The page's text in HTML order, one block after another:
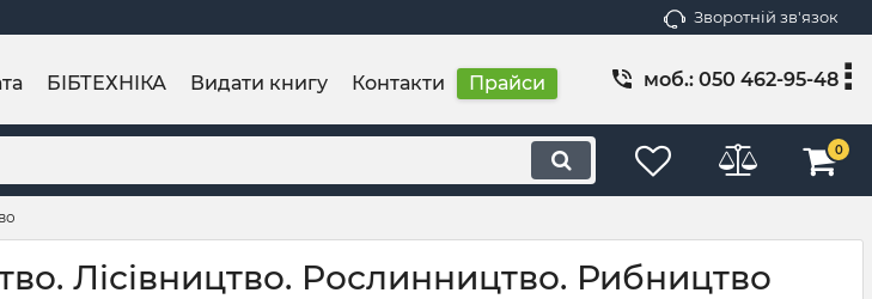
Зворотній зв'язок
БІБТЕХНІКА Видати книгу Контакти Прайси моб.: 050 462-95-48
0
Лісівництво. Рослинництво. Рибництво